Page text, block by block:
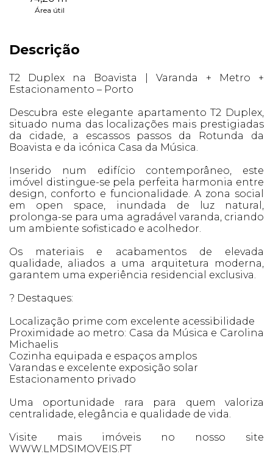
Área útil
Descrição
T2 Duplex na Boavista | Varanda + Metro +
Estacionamento – Porto
Descubra este elegante apartamento T2 Duplex,
situado numa das localizações mais prestigiadas
da cidade, a escassos passos da Rotunda da
Boavista e da icónica Casa da Música.
Inserido num edifício contemporâneo, este
imóvel distingue-se pela perfeita harmonia entre
design, conforto e funcionalidade. A zona social
em open space, inundada de luz natural,
prolonga-se para uma agradável varanda, criando
um ambiente sofisticado e acolhedor.
Os materiais e acabamentos de elevada
qualidade, aliados a uma arquitetura moderna,
garantem uma experiência residencial exclusiva.
? Destaques:
Localização prime com excelente acessibilidade
Proximidade ao metro: Casa da Música e Carolina
Michaelis
Cozinha equipada e espaços amplos
Varandas e excelente exposição solar
Estacionamento privado
Uma oportunidade rara para quem valoriza
centralidade, elegância e qualidade de vida.
Visite mais imóveis no nosso site
WWW.LMDSIMOVEIS.PT